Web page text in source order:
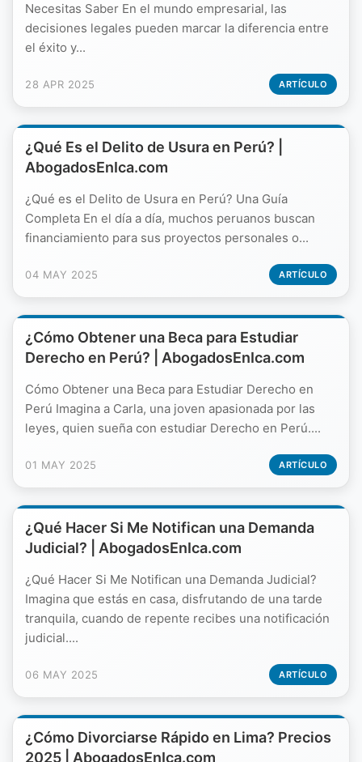
Necesitas Saber En el mundo empresarial, las
decisiones legales pueden marcar la diferencia entre
el éxito y...
28 APR 2025 ARTÍCULO
¿Qué Es el Delito de Usura en Perú? |
AbogadosEnIca.com
¿Qué es el Delito de Usura en Perú? Una Guía
Completa En el día a día, muchos peruanos buscan
financiamiento para sus proyectos personales o...
04 MAY 2025 ARTÍCULO
¿Cómo Obtener una Beca para Estudiar
Derecho en Perú? | AbogadosEnIca.com
Cómo Obtener una Beca para Estudiar Derecho en
Perú Imagina a Carla, una joven apasionada por las
leyes, quien sueña con estudiar Derecho en Perú....
01 MAY 2025 ARTÍCULO
¿Qué Hacer Si Me Notifican una Demanda
Judicial? | AbogadosEnIca.com
¿Qué Hacer Si Me Notifican una Demanda Judicial?
Imagina que estás en casa, disfrutando de una tarde
tranquila, cuando de repente recibes una notificación
judicial....
06 MAY 2025 ARTÍCULO
¿Cómo Divorciarse Rápido en Lima? Precios
2025 | AbogadosEnIca.com